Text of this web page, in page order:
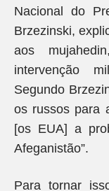
Nacional do
Brzezinski,
aos
intervenção
Segundo
os russos para
[os EUA] a
Afeganistão”.
Para tornar